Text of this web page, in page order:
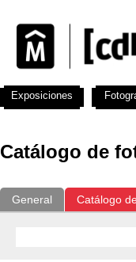
Catálogo de
General Catálogo
Exposiciones